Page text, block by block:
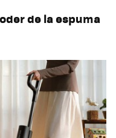
de la espuma